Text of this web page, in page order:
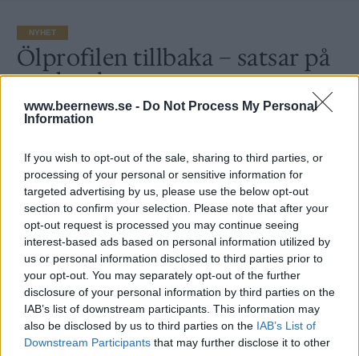
www.beernews.se - Do Not Process My Personal
Information
If you wish to opt-out of the sale, sharing to third parties, or
processing of your personal or sensitive information for
targeted advertising by us, please use the below opt-out
section to confirm your selection. Please note that after your
opt-out request is processed you may continue seeing
interest-based ads based on personal information utilized by
us or personal information disclosed to third parties prior to
your opt-out. You may separately opt-out of the further
disclosure of your personal information by third parties on the
IAB’s list of downstream participants. This information may
also be disclosed by us to third parties on the IAB’s List of
Downstream Participants that may further disclose it to other
NYHET
Ölprofilen tillbaka – satsar på
ny dryck
AvRonny Karlsson
NYHET